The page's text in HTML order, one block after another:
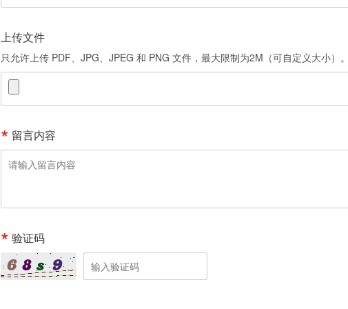
上传文件
只允许上传 PDF、JPG、JPEG 和 PNG 文件，最大限制为2M（可自定义大小）
留言内容
验证码